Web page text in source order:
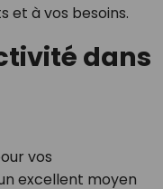
et à vos besoins.
dans
vos
excellent moyen